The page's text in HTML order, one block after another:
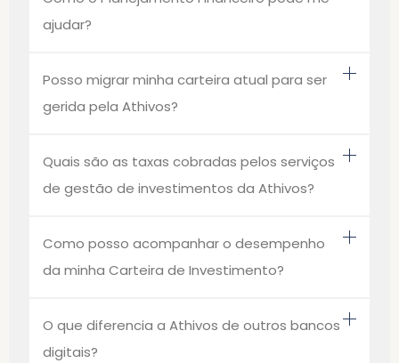
ajudar?
Posso migrar minha carteira atual para ser
gerida pela Athivos?
Quais são as taxas cobradas pelos serviços
de gestão de investimentos da Athivos?
Como posso acompanhar o desempenho
da minha Carteira de Investimento?
O que diferencia a Athivos de outros bancos
digitais?